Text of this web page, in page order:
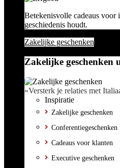
Betekenisvolle cadeaus voor
geschiedenis houdt.
Zakelijke geschenken
Zakelijke geschenken
«Versterk je relaties met
Inspiratie
Zakelijke geschenken
Conferentiegeschenken
Cadeaus voor klanten
Executive geschenken